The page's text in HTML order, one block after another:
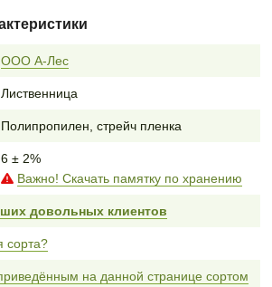
ООО А-Лес
Лиственница
Полипропилен, стрейч пленка
6 ± 2%
Важно! Скачать памятку по хранению
довольных клиентов
сорта?
на данной странице сортом